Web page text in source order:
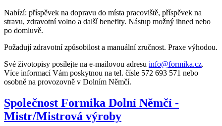
Nabízí: příspěvek na dopravu do místa pracoviště, příspěvek na
stravu, zdravotní volno a další benefity. Nástup možný ihned nebo
po domluvě.
Požadují zdravotní způsobilost a manuální zručnost. Praxe výhodou.
Své životopisy posílejte na e-mailovou adresu info@formika.cz.
Více informací Vám poskytnou na tel. čísle 572 693 571 nebo
osobně na provozovně v Dolním Němčí.
Společnost Formika Dolní Němčí -
Mistr/Mistrová výroby